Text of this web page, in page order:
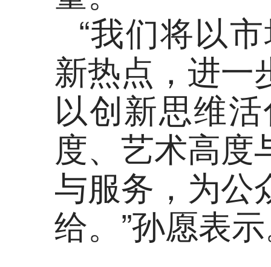
“我们将以
新热点，进一
以创新思维
度、艺术高度
与服务，为公
给。”孙愿表